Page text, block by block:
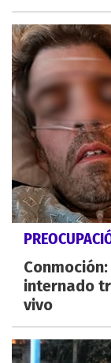
internado
vivo